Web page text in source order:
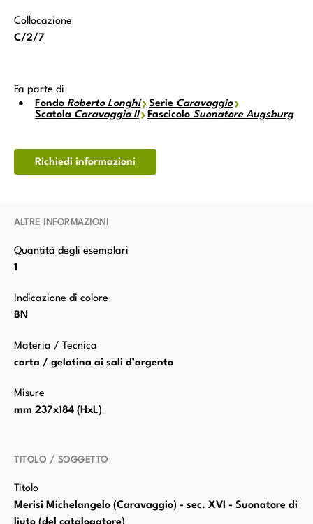
Collocazione
C/2/7
Fa parte di
Fondo Roberto Longhi Serie Caravaggio
Scatola Caravaggio II Fascicolo Suonatore Augsburg
Richiedi informazioni
ALTRE INFORMAZIONI
Quantità degli esemplari
1
Indicazione di colore
BN
Materia / Tecnica
carta / gelatina ai sali d’argento
Misure
mm 237x184 (HxL)
TITOLO / SOGGETTO
Titolo
Merisi Michelangelo (Caravaggio) - sec. XVI - Suonatore di